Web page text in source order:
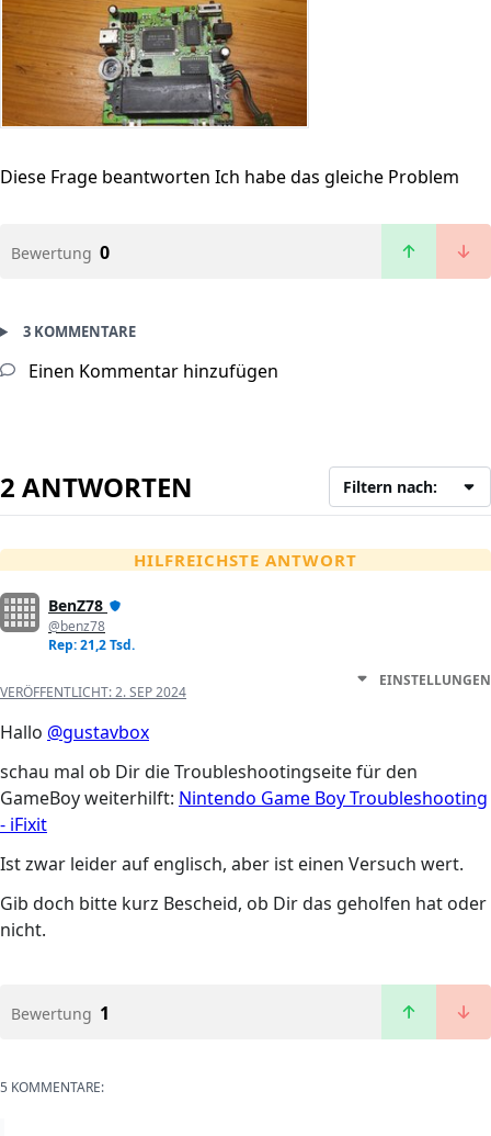
Diese Frage beantworten Ich habe das gleiche Problem
Bewertung 0
3 KOMMENTARE
Einen Kommentar hinzufügen
2 ANTWORTEN Filtern nach:
HILFREICHSTE ANTWORT
BenZ78
@benz78
Rep: 21,2 Tsd.
VERÖFFENTLICHT:2. SEP 2024
EINSTELLUNGEN
Hallo @gustavbox
schau mal ob Dir die Troubleshootingseite für den
GameBoy weiterhilft: Nintendo Game Boy Troubleshooting
- iFixit
Ist zwar leider auf englisch, aber ist einen Versuch wert.
Gib doch bitte kurz Bescheid, ob Dir das geholfen hat oder
nicht.
Bewertung 1
5 KOMMENTARE: